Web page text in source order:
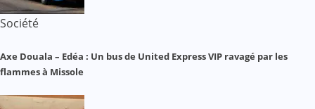
Société
Axe Douala – Edéa : Un bus de United Express VIP ravagé par les
flammes à Missole